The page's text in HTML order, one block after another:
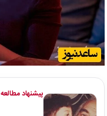
پیشنهاد مطالعه